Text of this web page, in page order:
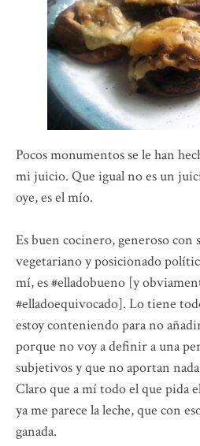
Pocos monumentos se le han
mi juicio. Que igual no es un
oye, es el mío.
Es buen cocinero, generoso
vegetariano y posicionado
mí, es #elladobueno [y
#elladoequivocado]. Lo tiene
estoy conteniendo para no
porque no voy a definir a una
subjetivos y que no aportan
Claro que a mí todo el que pida
ya me parece la leche, que con
ganada.